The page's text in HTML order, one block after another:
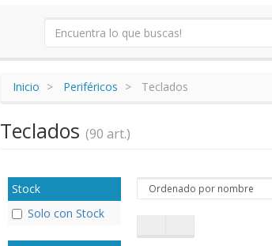
Inicio Periféricos Teclados
Teclados (90 art.)
Stock
Solo con Stock